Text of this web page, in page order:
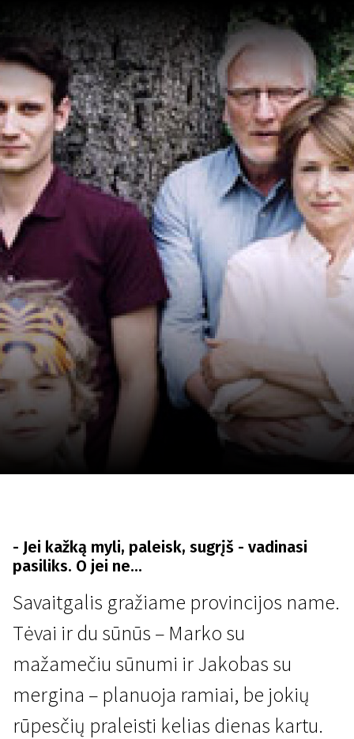
- Jei kažką myli, paleisk, sugrįš - vadinasi
pasiliks. O jei ne...
Savaitgalis gražiame provincijos name.
Tėvai ir du sūnūs – Marko su
mažamečiu sūnumi ir Jakobas su
mergina – planuoja ramiai, be jokių
rūpesčių praleisti kelias dienas kartu.